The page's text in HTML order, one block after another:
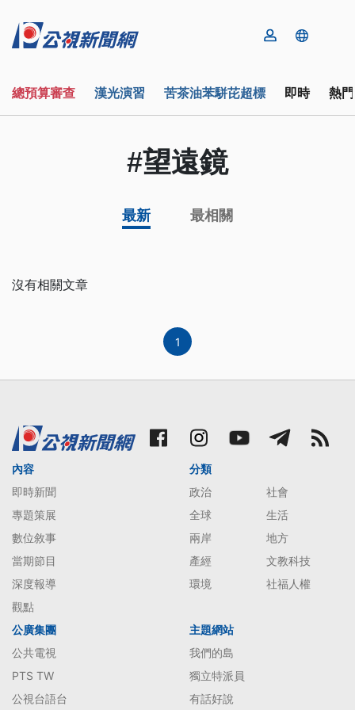
總預算審查 漢光演習 苦茶油苯駢芘超標 即時 熱
#望遠鏡
最新 最相關
沒有相關文章
1
內容
即時新聞
專題策展
數位敘事
當期節目
深度報導
觀點
分類
政治
社會
全球
生活
兩岸
地方
產經
文教科技
環境
社福人權
公廣集團
公共電視
PTS TW
公視台語台
主題網站
我們的島
獨立特派員
有話好說